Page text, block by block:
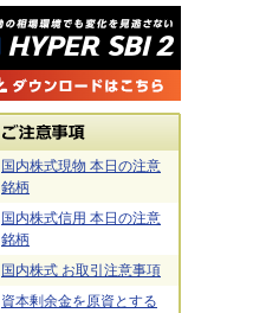
国内株式現物 本日の注意
銘柄
国内株式信用 本日の注意
銘柄
国内株式 お取引注意事項
資本剰余金を原資とする